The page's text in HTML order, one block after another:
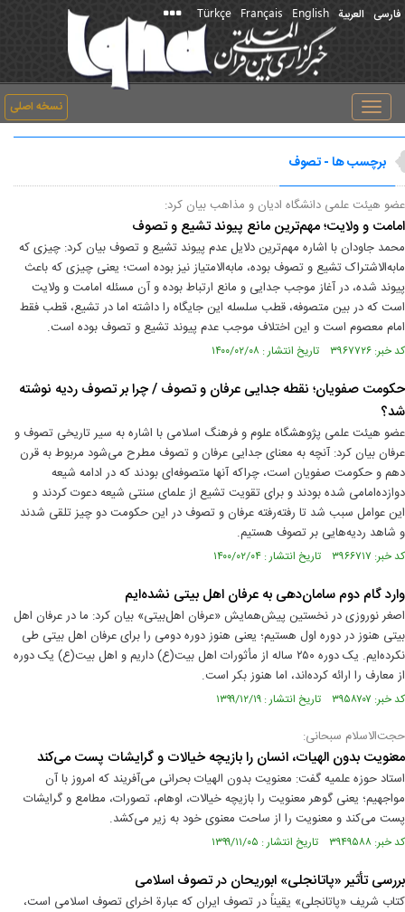
فارسی العربیة English
Français
Türkçe
نسخه اصلی
Toggle
navigation
برچسب ها - تصوف
عضو هیئت علمی دانشگاه ادیان و مذاهب بیان کرد:
امامت و ولایت؛ مهم‌ترین مانع پیوند تشیع و تصوف
محمد جاودان با اشاره مهم‌ترین دلایل عدم پیوند تشیع و تصوف بیان کرد: چیزی که
ما‌به‌الاشتراک تشیع و تصوف بوده، ما‌به‌الامتیاز نیز بوده است؛ یعنی چیزی که باعث
پیوند شده، در آغاز موجب جدایی و مانع ارتباط بوده و آن مسئله امامت و ولایت
است که در بین متصوفه، قطب سلسله این جایگاه را داشته اما در تشیع، قطب فقط
امام معصوم است و این اختلاف موجب عدم پیوند تشیع و تصوف بوده است.
کد خبر: ۳۹۶۷۷۲۶ تاریخ انتشار : ۱۴۰۰/۰۲/۰۸
حکومت صفویان؛ نقطه جدایی عرفان و تصوف / چرا بر تصوف ردیه نوشته
شد؟
عضو هیئت علمی پژوهشگاه علوم و فرهنگ اسلامی با اشاره به سیر تاریخی تصوف و
عرفان بیان کرد: آنچه به معنای جدایی عرفان و تصوف مطرح می‌شود مربوط به قرن
دهم و حکومت صفویان است، چراکه آنها متصوفه‌ای بودند که در ادامه شیعه
دوازده‌امامی شده بودند و برای تقویت تشیع از علمای سنتی شیعه دعوت کردند و
این عوامل سبب شد تا رفته‌رفته عرفان و تصوف در این حکومت دو چیز تلقی شدند
و شاهد ردیه‌هایی بر تصوف هستیم.
کد خبر: ۳۹۶۶۷۱۷ تاریخ انتشار : ۱۴۰۰/۰۲/۰۴
وارد گام دوم سامان‌دهی به عرفان اهل بیتی نشده‌ایم
اصغر نوروزی در نخستین پیش‌همایش «عرفان اهل‌بیتی» بیان کرد: ما در عرفان اهل
بیتی هنوز در دوره اول هستیم؛ یعنی هنوز دوره دومی را برای عرفان اهل بیتی طی
نکرده‌ایم. یک دوره ۲۵۰ ساله از مأثورات اهل بیت(ع) داریم و اهل بیت(ع) یک دوره
از معارف را ارائه کرده‌اند، اما هنوز بکر است.
کد خبر: ۳۹۵۸۷۰۷ تاریخ انتشار : ۱۳۹۹/۱۲/۱۹
حجت‌الاسلام سبحانی:
معنویت بدون الهیات، انسان را بازیچه خیالات و گرایشات پست می‌کند
استاد حوزه علمیه گفت: معنویت بدون الهیات بحرانی می‌آفریند که امروز با آن
مواجهیم؛ یعنی گوهر معنویت را بازیچه خیالات، اوهام، تصورات، مطامع و گرایشات
پست می‌کند و معنویت را از ساحت معنوی خود به زیر می‌کشد.
کد خبر: ۳۹۴۹۵۸۸ تاریخ انتشار : ۱۳۹۹/۱۱/۰۵
بررسی تأثیر «پاتانجلی» ابوریحان در تصوف اسلامی
کتاب شریف «پاتانجلی» یقیناً در تصوف ایران که عبارة اخرای تصوف اسلامی است،